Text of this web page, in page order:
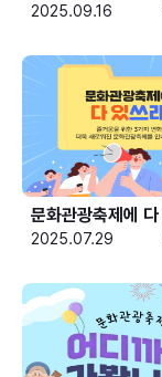
2025.09.16
문화관광축제에
2025.07.29